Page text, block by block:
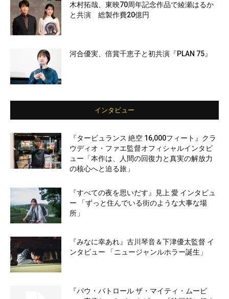
木村拓哉、東映70周年記念作品で綾瀬はるか
と共演 総製作費20億円
河合優実、倍賞千恵子と初共演『PLAN 75』
インタビュー
『タービュランス 絶空 16,000フィート』クラ
ウディオ・ファエ監督オフィシャルインタビ
ュー「本作は、人間の回復力と真実の解放力
の核心へと迫る旅」
『すべての夜を思いだす』見上 愛 インタビュ
ー 「ずっと住んでいる街のような大事な場
所」
『みなに幸あれ』古川琴音＆下津優太監督 イ
ンタビュー 「ニュージャンルホラー誕生」
『パウ・パトロール ザ・マイティ・ムービ